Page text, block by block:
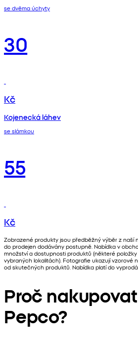
se dvěma úchyty
30
Kč
Kojenecká láhev
se slámkou
55
Kč
Zobrazené produkty jsou předběžný výběr z naší
do prodejen dodávány postupně. Nabídka v
množství a dostupnosti produktů (některé
vybraných lokalitách). Fotografie ukazují vzorové
od skutečných produktů. Nabídka platí do
Proč
Pepco?